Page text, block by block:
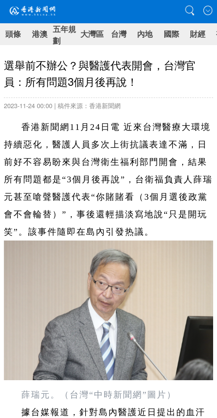
頭條 港澳 五年規
劃
大灣區 台灣 內地 國際 財經
選舉前不辦公？與醫護代表開會，台灣官
員：所有問題3個月後再說！
2023-11-24 00:00 | 稿件來源：香港新聞網
香港新聞網11月24日電 近來台灣醫療大環境
持續惡化，醫護人員多次上街抗議表達不滿，日
前好不容易盼來與台灣衛生福利部門開會，結果
所有問題都是“3個月後再說”，台衛福負責人薛瑞
元甚至嗆聲醫護代表“你賭賭看（3個月選後政黨
會不會輪替）”，事後還輕描淡寫地說“只是開玩
笑”。該事件隨即在島內引發热議。
薛瑞元。（台灣“中時新聞網”圖片）
據台媒報道，針對島內醫護近日提出的血汗